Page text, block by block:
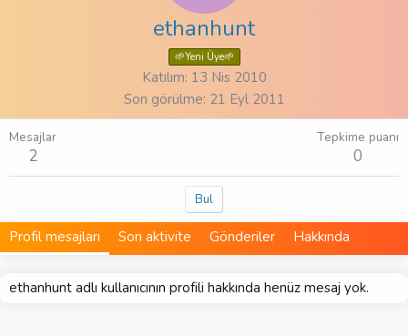
ethanhunt
🌱Yeni Üye🌱
Katılım 13 Nis 2010
Son görülme 21 Eyl 2011
Mesajlar
2
Tepkime puanı
0
Bul
Profil mesajları Son aktivite Gönderiler Hakkında
ethanhunt adlı kullanıcının profili hakkında henüz mesaj yok.